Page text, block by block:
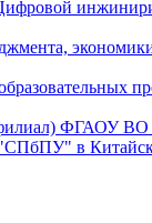
ФГАОУ
в